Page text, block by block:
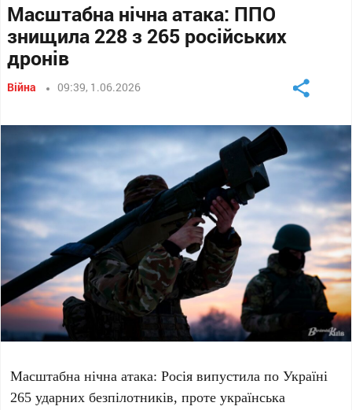
Масштабна нічна атака: ППО
знищила 228 з 265 російських
дронів
Війна 09:39, 1.06.2026
Масштабна нічна атака: Росія випустила по Україні
265 ударних безпілотників, проте українська